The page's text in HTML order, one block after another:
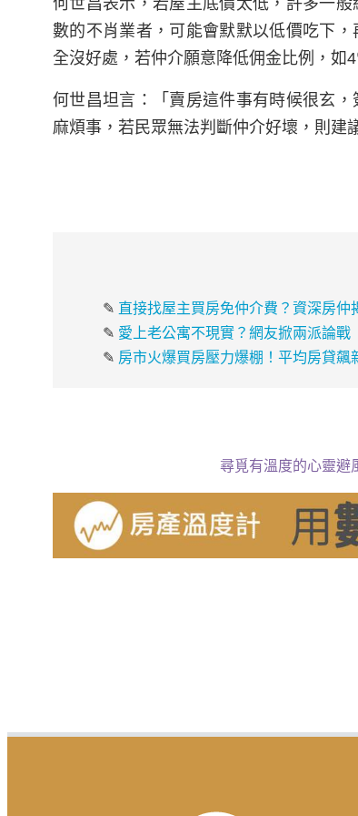
何世昌表示，若屋主底價太低，許多一
數的不肖業者，可能會默默以低價吃下
全沒好處，若仲介願意降低佣金比例，如
何世昌坦言：「賣房這件事有時候很玄
麻煩事，若民眾無法判斷仲介好壞，則建
✎ 直接找屋主買房免仲介費？資深房仲
✎ 愛上老公寓不現實？網友掀兩派論戰
✎ 房市火爆買房壓力爆棚！平均房貸
尋覓有溫度的心靈避